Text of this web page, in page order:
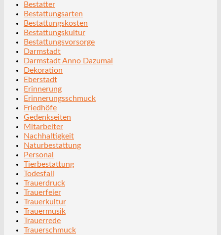
Bestatter
Bestattungsarten
Bestattungskosten
Bestattungskultur
Bestattungsvorsorge
Darmstadt
Darmstadt Anno Dazumal
Dekoration
Eberstadt
Erinnerung
Erinnerungsschmuck
Friedhöfe
Gedenkseiten
Mitarbeiter
Nachhaltigkeit
Naturbestattung
Personal
Tierbestattung
Todesfall
Trauerdruck
Trauerfeier
Trauerkultur
Trauermusik
Trauerrede
Trauerschmuck